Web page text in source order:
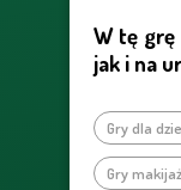
W tę grę
jak i na
Gry dla
Gry